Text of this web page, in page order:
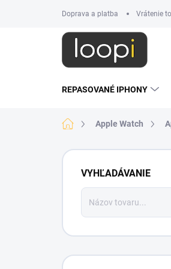
Doprava a platba Vrátenie
REPASOVANÉ IPHONY
DomovApple Watch
B
a
e
VYHĽADÁVANIE